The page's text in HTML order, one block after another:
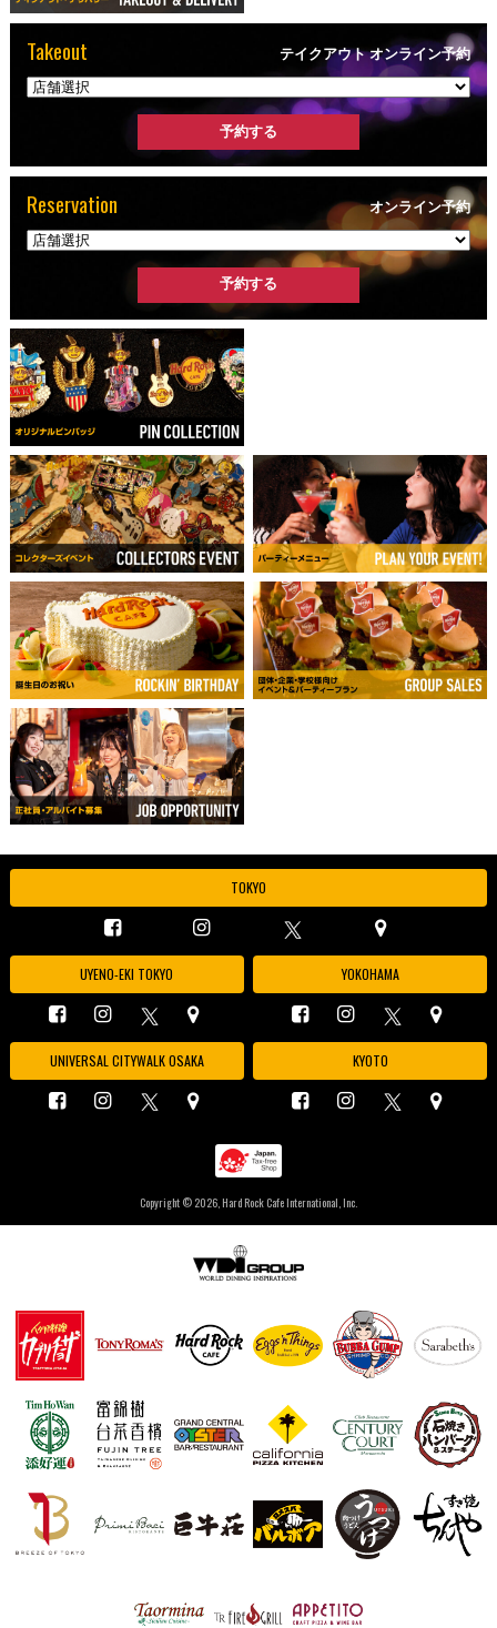
Takeout テイクアウト オンライン予約
Reservation オンライン予約
TOKYO
UYENO-EKI TOKYO YOKOHAMA
UNIVERSAL CITYWALK OSAKA KYOTO
Copyright © 2026, Hard Rock Cafe International, Inc.